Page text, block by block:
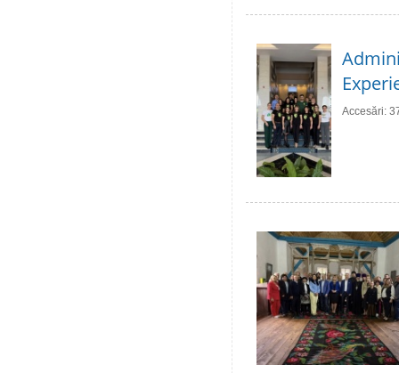
Accesări: